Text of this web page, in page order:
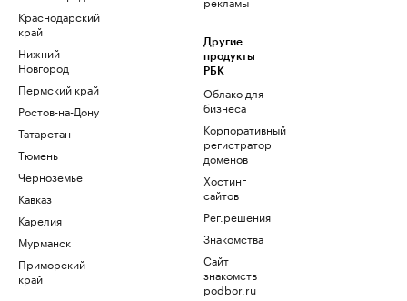
Краснодарский
край
Нижний
Новгород
Пермский край
Ростов-на-Дону
Татарстан
Тюмень
Черноземье
Кавказ
Карелия
Мурманск
Приморский
край
Другие
продукты
РБК
Облако для
бизнеса
Корпоративный
регистратор
доменов
Хостинг
сайтов
Рег.решения
Знакомства
Сайт
знакомств
podbor.ru